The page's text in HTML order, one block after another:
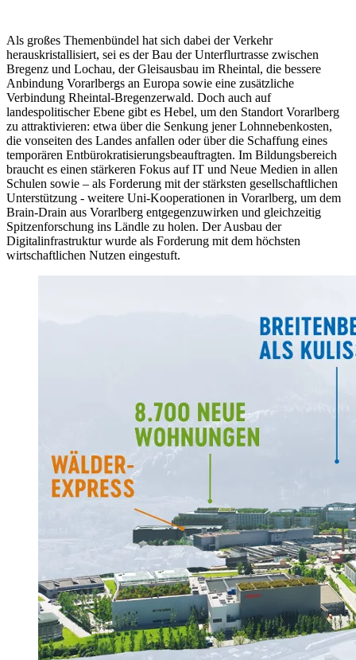
Als großes Themenbündel hat sich dabei der Verkehr
herauskristallisiert, sei es der Bau der Unterflurtrasse zwischen
Bregenz und Lochau, der Gleisausbau im Rheintal, die bessere
Anbindung Vorarlbergs an Europa sowie eine zusätzliche
Verbindung Rheintal-Bregenzerwald. Doch auch auf
landespolitischer Ebene gibt es Hebel, um den Standort Vorarlberg
zu attraktivieren: etwa über die Senkung jener Lohnnebenkosten,
die vonseiten des Landes anfallen oder über die Schaffung eines
temporären Entbürokratisierungsbeauftragten. Im Bildungsbereich
braucht es einen stärkeren Fokus auf IT und Neue Medien in allen
Schulen sowie – als Forderung mit der stärksten gesellschaftlichen
Unterstützung - weitere Uni-Kooperationen in Vorarlberg, um dem
Brain-Drain aus Vorarlberg entgegenzuwirken und gleichzeitig
Spitzenforschung ins Ländle zu holen. Der Ausbau der
Digitalinfrastruktur wurde als Forderung mit dem höchsten
wirtschaftlichen Nutzen eingestuft.